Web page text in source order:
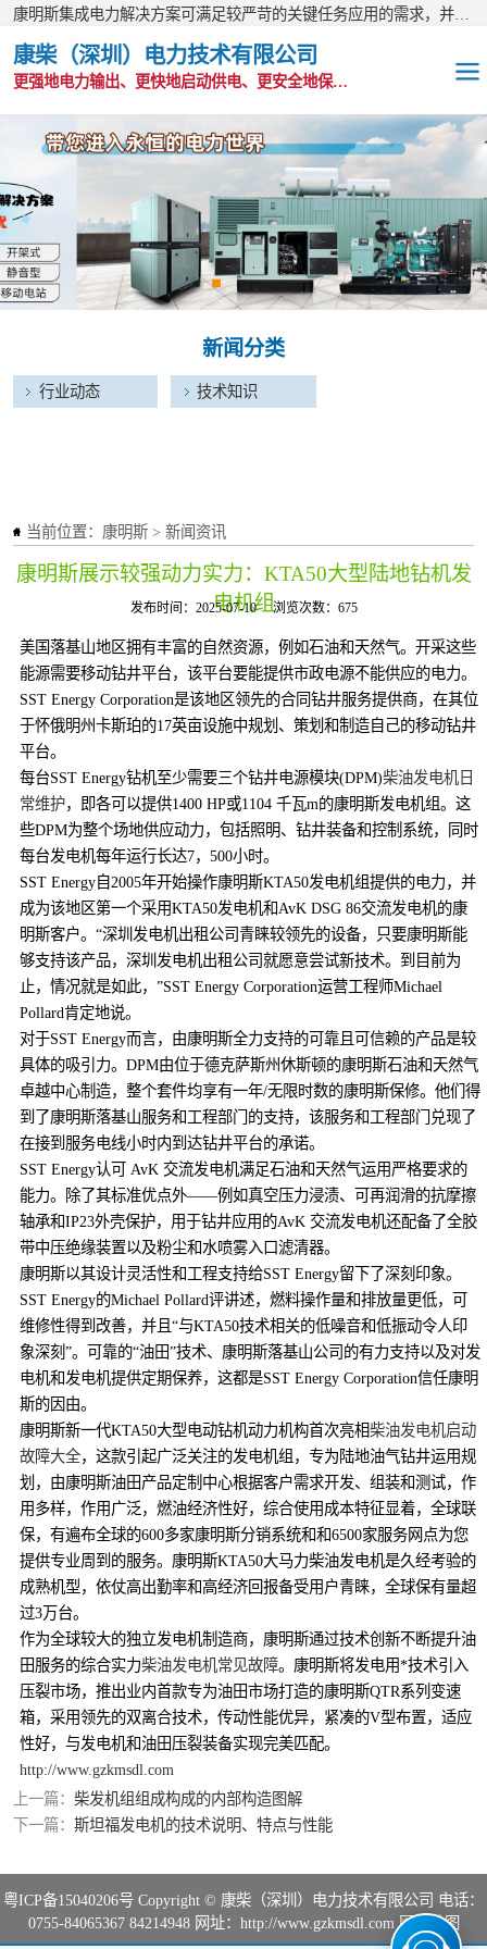
康柴（深圳）电力技术有限公司
更强地电力输出、更快地启动供电、更安全地保护功能
当前位置： 康明斯 > 新闻资讯
康明斯展示较强动力实力：KTA50大型陆地钻机发
电机组
发布时间：2025-07-10 浏览次数：675
美国落基山地区拥有丰富的自然资源，例如石油和天然气。开采这些
能源需要移动钻井平台，该平台要能提供市政电源不能供应的电力。
SST Energy Corporation是该地区领先的合同钻井服务提供商，在其位
于怀俄明州卡斯珀的17英亩设施中规划、策划和制造自己的移动钻井
平台。
每台SST Energy钻机至少需要三个钻井电源模块(DPM)柴油发电机日
常维护，即各可以提供1400 HP或1104 千瓦m的康明斯发电机组。这
些DPM为整个场地供应动力，包括照明、钻井装备和控制系统，同时
每台发电机每年运行长达7，500小时。
SST Energy自2005年开始操作康明斯KTA50发电机组提供的电力，并
成为该地区第一个采用KTA50发电机和AvK DSG 86交流发电机的康
明斯客户。“深圳发电机出租公司青睐较领先的设备，只要康明斯能
够支持该产品，深圳发电机出租公司就愿意尝试新技术。到目前为
止，情况就是如此，”SST Energy Corporation运营工程师Michael
Pollard肯定地说。
对于SST Energy而言，由康明斯全力支持的可靠且可信赖的产品是较
具体的吸引力。DPM由位于德克萨斯州休斯顿的康明斯石油和天然气
卓越中心制造，整个套件均享有一年/无限时数的康明斯保修。他们得
到了康明斯落基山服务和工程部门的支持，该服务和工程部门兑现了
在接到服务电线小时内到达钻井平台的承诺。
SST Energy认可 AvK 交流发电机满足石油和天然气运用严格要求的
能力。除了其标准优点外——例如真空压力浸渍、可再润滑的抗摩擦
轴承和IP23外壳保护，用于钻井应用的AvK 交流发电机还配备了全胶
带中压绝缘装置以及粉尘和水喷雾入口滤清器。
康明斯以其设计灵活性和工程支持给SST Energy留下了深刻印象。
SST Energy的Michael Pollard评讲述，燃料操作量和排放量更低，可
维修性得到改善，并且“与KTA50技术相关的低噪音和低振动令人印
象深刻”。可靠的“油田”技术、康明斯落基山公司的有力支持以及对发
电机和发电机提供定期保养，这都是SST Energy Corporation信任康明
斯的因由。
康明斯新一代KTA50大型电动钻机动力机构首次亮相柴油发电机启动
故障大全，这款引起广泛关注的发电机组，专为陆地油气钻井运用规
划，由康明斯油田产品定制中心根据客户需求开发、组装和测试，作
用多样，作用广泛，燃油经济性好，综合使用成本特征显着，全球联
保，有遍布全球的600多家康明斯分销系统和和6500家服务网点为您
提供专业周到的服务。康明斯KTA50大马力柴油发电机是久经考验的
成熟机型，依仗高出勤率和高经济回报备受用户青睐，全球保有量超
过3万台。
作为全球较大的独立发电机制造商，康明斯通过技术创新不断提升油
田服务的综合实力柴油发电机常见故障。康明斯将发电用*技术引入
压裂市场，推出业内首款专为油田市场打造的康明斯QTR系列变速
箱，采用领先的双离合技术，传动性能优异，紧凑的V型布置，适应
性好，与发电机和油田压裂装备实现完美匹配。
http://www.gzkmsdl.com
上一篇： 柴发机组组成构成的内部构造图解
下一篇： 斯坦福发电机的技术说明、特点与性能
新闻分类
行业动态 技术知识
粤ICP备15040206号 Copyright © 康柴（深圳）电力技术有限公司 电话：
0755-84065367 84214948 网址：http://www.gzkmsdl.com网站地图
OEM发电机组
静音发电机组
移动电站
发电机出租